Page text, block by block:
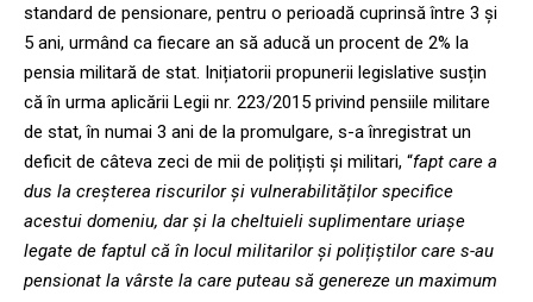
standard de pensionare, pentru o perioadă cuprinsă între 3 și
5 ani, urmând ca fiecare an să aducă un procent de 2% la
pensia militară de stat. Inițiatorii propunerii legislative susțin
că în urma aplicării Legii nr. 223/2015 privind pensiile militare
de stat, în numai 3 ani de la promulgare, s-a înregistrat un
deficit de câteva zeci de mii de polițiști și militari, “fapt care a
dus la creșterea riscurilor și vulnerabilităților specifice
acestui domeniu, dar și la cheltuieli suplimentare uriașe
legate de faptul că în locul militarilor și polițiștilor care s-au
pensionat la vârste la care puteau să genereze un maximum